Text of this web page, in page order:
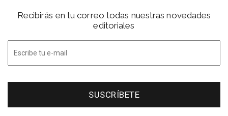
Recibirás en tu correo todas nuestras novedades
editoriales